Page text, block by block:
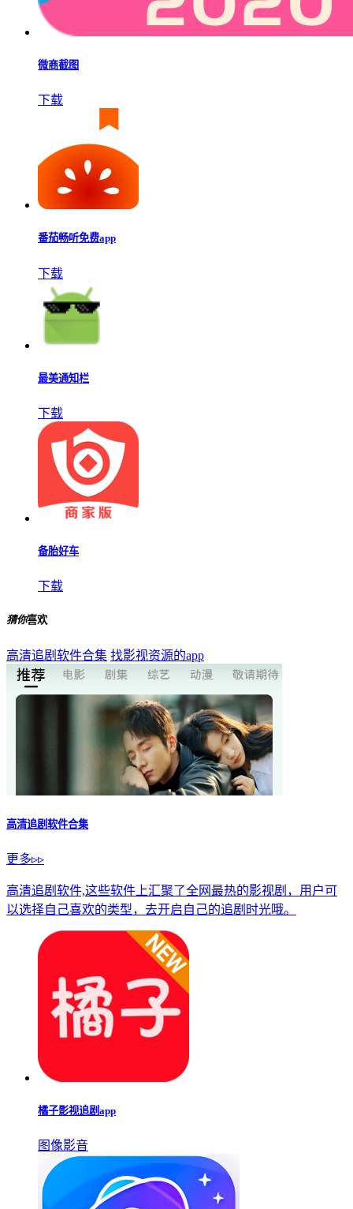
微商截图
下载
番茄畅听免费app
下载
最美通知栏
下载
备胎好车
下载
猜你喜欢
高清追剧软件合集 找影视资源的app
高清追剧软件合集
更多▹▹
高清追剧软件,这些软件上汇聚了全网最热的影视剧，用户可
以选择自己喜欢的类型，去开启自己的追剧时光哦。
橘子影视追剧app
图像影音